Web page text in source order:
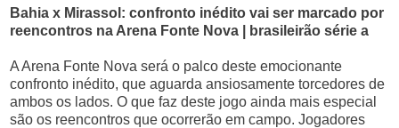
Bahia x Mirassol: confronto inédito vai ser marcado por
reencontros na Arena Fonte Nova | brasileirão série a
A Arena Fonte Nova será o palco deste emocionante
confronto inédito, que aguarda ansiosamente torcedores de
ambos os lados. O que faz deste jogo ainda mais especial
são os reencontros que ocorrerão em campo. Jogadores